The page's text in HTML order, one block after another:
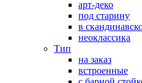
арт-деко
под старину
в
неоклассика
Тип
на заказ
встроенные